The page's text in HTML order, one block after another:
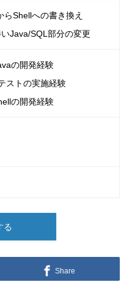
らShellへの書き換え
Java/SQL部分の変更
の開発経験
ストの実施経験
の開発経験
る
Share